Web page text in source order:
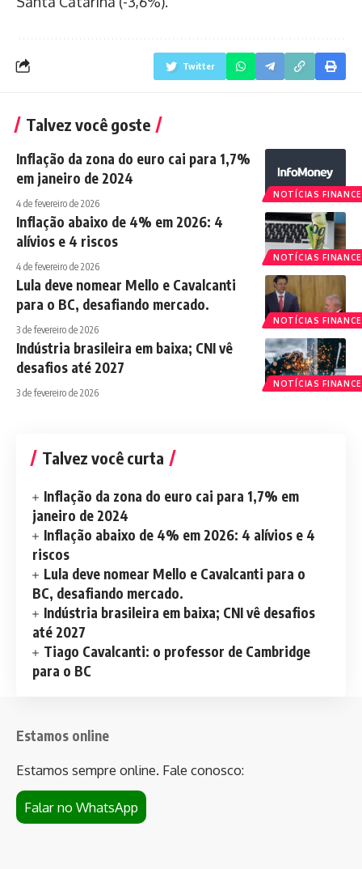
Twitter
Talvez você goste
NOTÍCIAS
Inflação da zona do euro cai para 1,7%
em janeiro de 2024
4 de fevereiro de 2026
NOTÍCIAS
Inflação abaixo de 4% em 2026: 4
alívios e 4 riscos
4 de fevereiro de 2026
NOTÍCIAS
Lula deve nomear Mello e Cavalcanti
para o BC, desafiando mercado.
3 de fevereiro de 2026
NOTÍCIAS
Indústria brasileira em baixa; CNI vê
desafios até 2027
3 de fevereiro de 2026
Talvez você curta
Inflação da zona do euro cai para 1,7% em
janeiro de 2024
Inflação abaixo de 4% em 2026: 4 alívios e 4
riscos
Lula deve nomear Mello e Cavalcanti para o
BC, desafiando mercado.
Indústria brasileira em baixa; CNI vê desafios
até 2027
Tiago Cavalcanti: o professor de Cambridge
para o BC
Estamos online
Estamos sempre online. Fale conosco:
Falar no WhatsApp